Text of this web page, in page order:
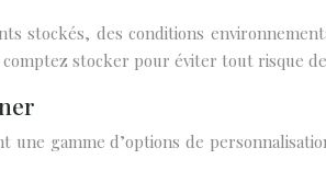
stockés, des conditions
stocker pour éviter tout risque
gamme d’options de